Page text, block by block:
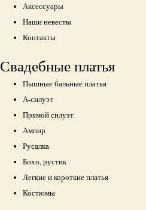
Аксессуары
Наши невесты
Контакты
Свадебные платья
Пышные бальные платья
А-силуэт
Прямой силуэт
Ампир
Русалка
Бохо, рустик
Легкие и короткие платья
Костюмы